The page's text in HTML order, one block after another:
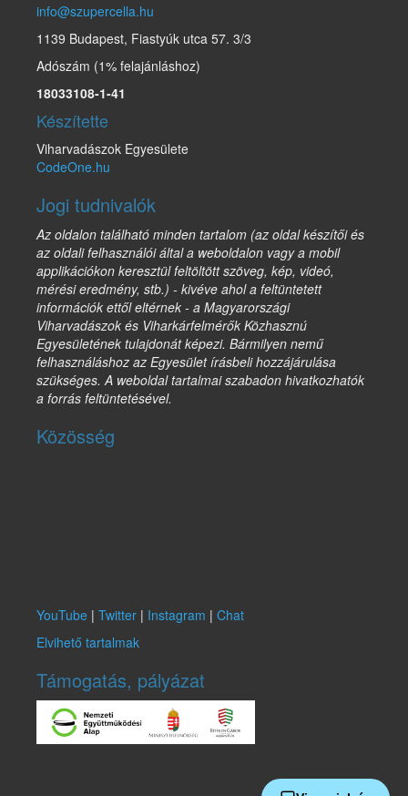
info@szupercella.hu
1139 Budapest, Fiastyúk utca 57. 3/3
Adószám (1% felajánláshoz)
18033108-1-41
Készítette
Viharvadászok Egyesülete
CodeOne.hu
Jogi tudnivalók
Az oldalon található minden tartalom (az oldal készítői és
az oldali felhasználói által a weboldalon vagy a mobil
applikációkon keresztül feltöltött szöveg, kép, videó,
mérési eredmény, stb.) - kivéve ahol a feltüntetett
információk ettől eltérnek - a Magyarországi
Viharvadászok és Viharkárfelmérők Közhasznú
Egyesületének tulajdonát képezi. Bármilyen nemű
felhasználáshoz az Egyesület írásbeli hozzájárulása
szükséges. A weboldal tartalmai szabadon hivatkozhatók
a forrás feltüntetésével.
Közösség
YouTube | Twitter | Instagram | Chat
Elvihető tartalmak
Támogatás, pályázat